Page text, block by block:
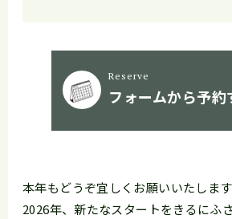
Reserve
フォームから予約
本年もどうぞ宜しくお願いいたします
2026年、新たなスタートをきるにふ